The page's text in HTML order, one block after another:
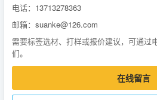
电话：13713278363
邮箱：suanke@126.com
需要标签选材、打样或报价建议，可通过
们。
在线留言